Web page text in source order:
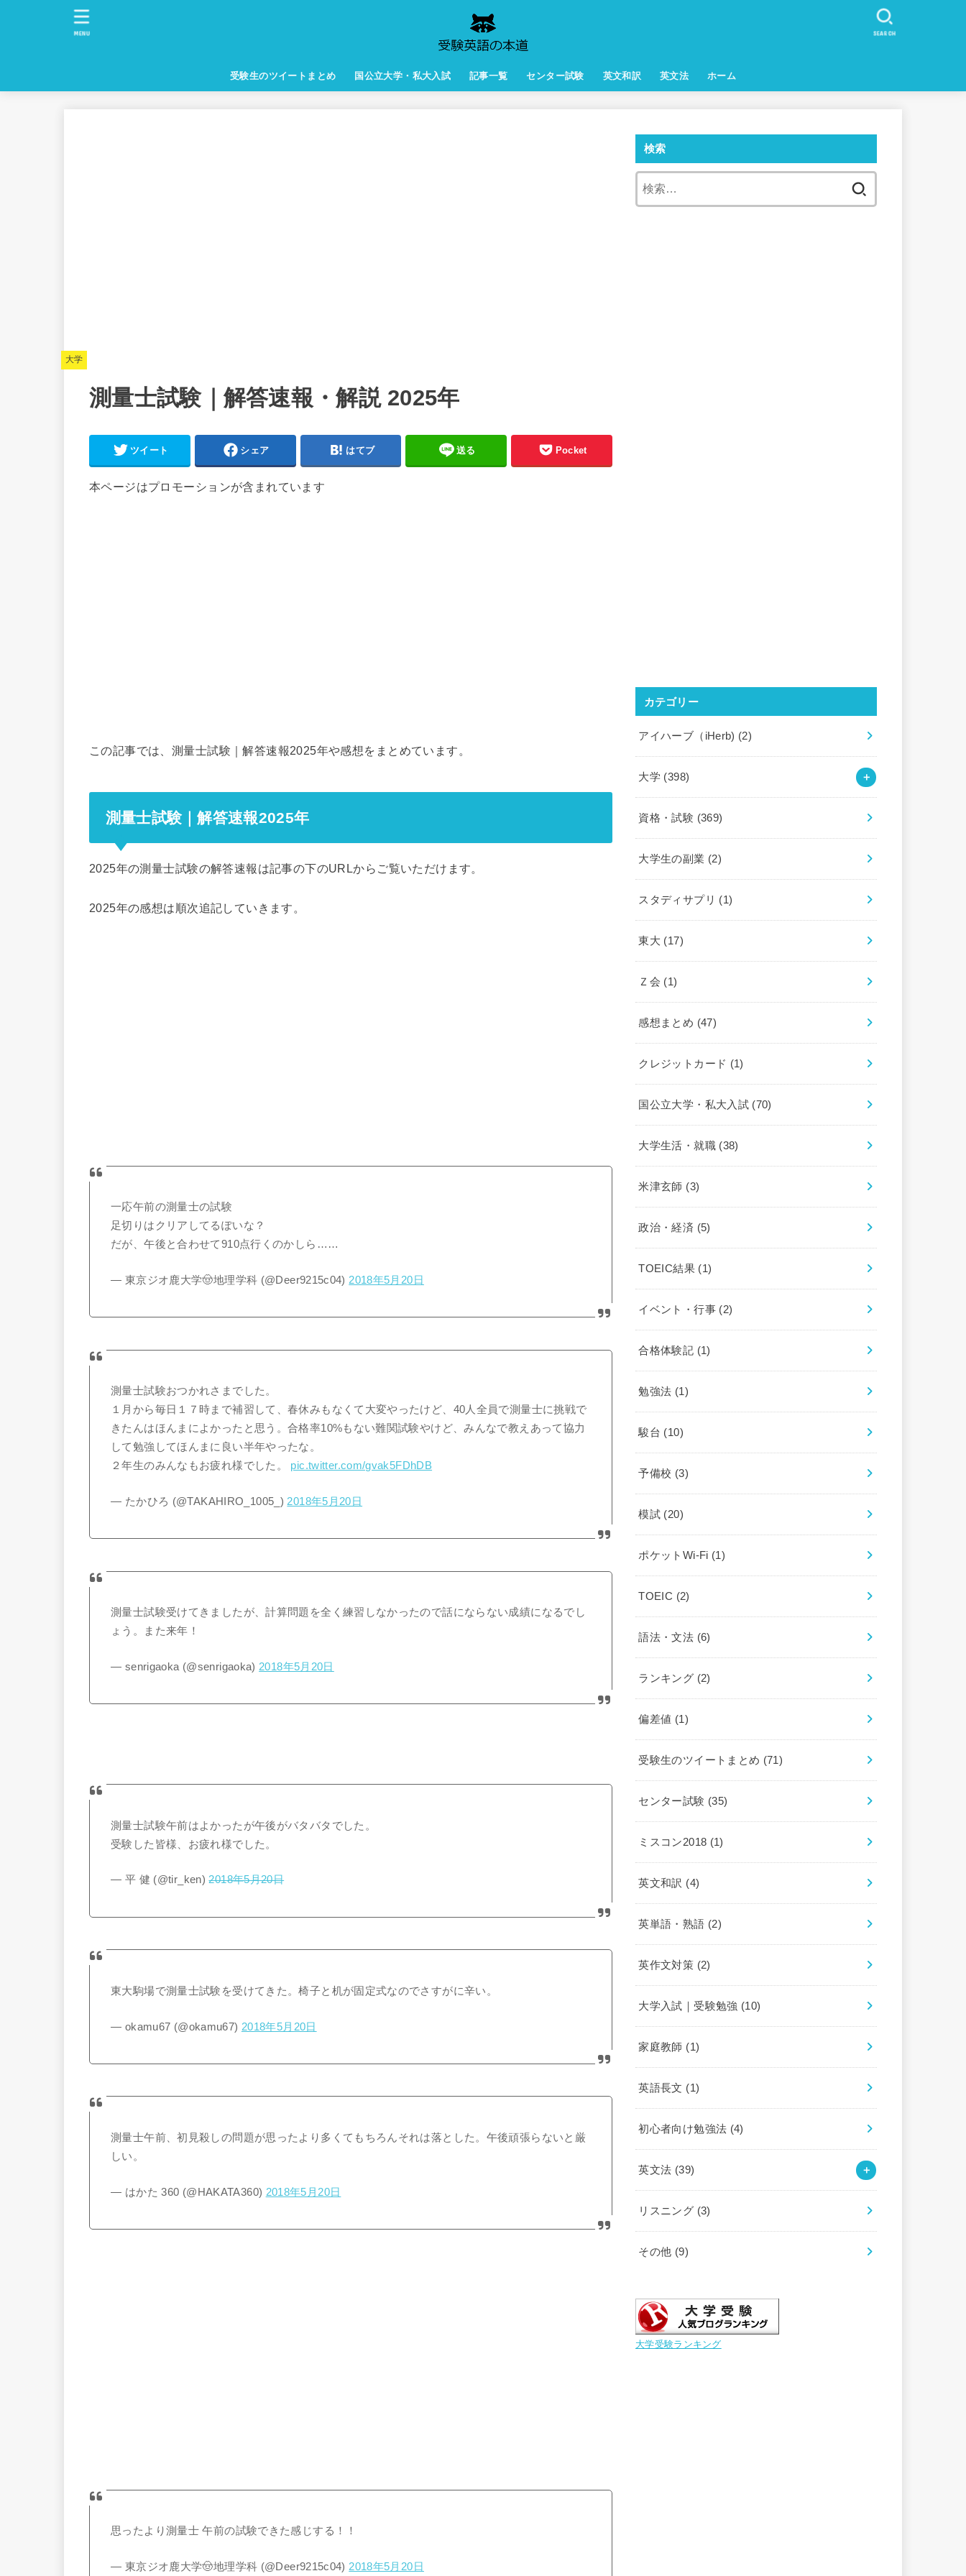
受験生のツイートまとめ 国公立大学・私大入試 記事一覧 センター試験 英文和訳 英文法 ホーム
SEARCH
MENU
大学
測量士試験｜解答速報・解説 2025年
ツイート シェア はてブ 送る Pocket
本ページはプロモーションが含まれています
この記事では、測量士試験｜解答速報2025年や感想をまとめています。
測量士試験｜解答速報2025年
2025年の測量士試験の解答速報は記事の下のURLからご覧いただけます。
2025年の感想は順次追記していきます。
一応午前の測量士の試験
足切りはクリアしてるぽいな？
だが、午後と合わせて910点行くのかしら……
— 東京ジオ鹿大学🤠地理学科 (@Deer9215c04) 2018年5月20日
測量士試験おつかれさまでした。
１月から毎日１７時まで補習して、春休みもなくて大変やったけど、40人全員で測量士に挑戦で
きたんはほんまによかったと思う。合格率10%もない難関試験やけど、みんなで教えあって協力
して勉強してほんまに良い半年やったな。
２年生のみんなもお疲れ様でした。 pic.twitter.com/gvak5FDhDB
— たかひろ (@TAKAHIRO_1005_) 2018年5月20日
測量士試験受けてきましたが、計算問題を全く練習しなかったので話にならない成績になるでし
ょう。また来年！
— senrigaoka (@senrigaoka) 2018年5月20日
測量士試験午前はよかったが午後がバタバタでした。
受験した皆様、お疲れ様でした。
— 平 健 (@tir_ken)2018年5月20日
東大駒場で測量士試験を受けてきた。椅子と机が固定式なのでさすがに辛い。
— okamu67 (@okamu67) 2018年5月20日
測量士午前、初見殺しの問題が思ったより多くてもちろんそれは落とした。午後頑張らないと厳
しい。
— はかた 360 (@HAKATA360) 2018年5月20日
思ったより測量士 午前の試験できた感じする！！
— 東京ジオ鹿大学🤠地理学科 (@Deer9215c04) 2018年5月20日
検索
カテゴリー
アイハーブ（iHerb) (2)
大学 (398)
資格・試験 (369)
大学生の副業 (2)
スタディサプリ (1)
東大 (17)
Ｚ会 (1)
感想まとめ (47)
クレジットカード (1)
国公立大学・私大入試 (70)
大学生活・就職 (38)
米津玄師 (3)
政治・経済 (5)
TOEIC結果 (1)
イベント・行事 (2)
合格体験記 (1)
勉強法 (1)
駿台 (10)
予備校 (3)
模試 (20)
ポケットWi-Fi (1)
TOEIC (2)
語法・文法 (6)
ランキング (2)
偏差値 (1)
受験生のツイートまとめ (71)
センター試験 (35)
ミスコン2018 (1)
英文和訳 (4)
英単語・熟語 (2)
英作文対策 (2)
大学入試｜受験勉強 (10)
家庭教師 (1)
英語長文 (1)
初心者向け勉強法 (4)
英文法 (39)
リスニング (3)
その他 (9)
大学受験ランキング